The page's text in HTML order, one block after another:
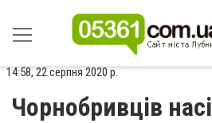
14:58, 22 серпня 2020 р.
Чорнобривців